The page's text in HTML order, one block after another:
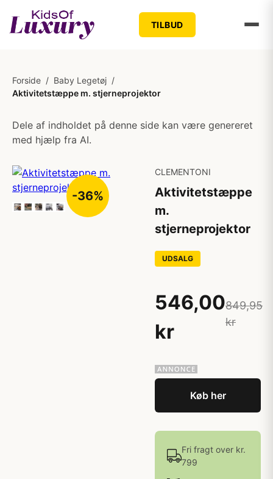
TILBUD
Forside / Baby Legetøj /
Aktivitetstæppe m. stjerneprojektor
Dele af indholdet på denne side kan være genereret
med hjælp fra AI.
-36%
CLEMENTONI
Aktivitetstæppe
m.
stjerneprojektor
UDSALG
546,00
kr
849,95
kr
Køb her
Fri fragt over kr.
799